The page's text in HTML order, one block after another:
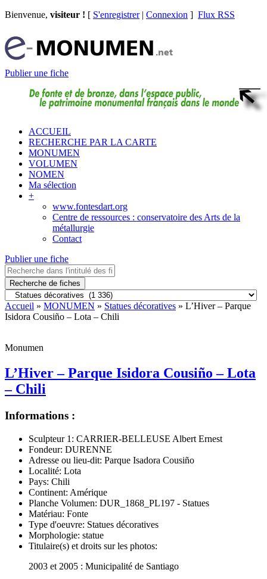
Bienvenue, visiteur ! [ S'enregistrer| Connexion ] Flux RSS
Publier une fiche
ACCUEIL
RECHERCHE PAR LA CARTE
MONUMEN
VOLUMEN
NOMEN
Ma sélection
+
www.fontesdart.org
Centre de ressources : conservatoire des Arts de la
métallurgie
Contact
Publier une fiche
Recherche de fiches
Accueil » MONUMEN » Statues décoratives » L’Hiver – Parque
Isidora Cousiño – Lota – Chili
Monumen
L’Hiver – Parque Isidora Cousiño – Lota
– Chili
Informations :
Sculpteur 1: CARRIER-BELLEUSE Albert Ernest
Fondeur: DURENNE
Adresse ou lieu-dit: Parque Isadora Cousiño
Localité: Lota
Pays: Chili
Continent: Amérique
Planche Volumen: DUR_1868_PL197 - Statues
Matériau: Fonte
Type d'oeuvre: Statues décoratives
Morphologie: statue
Titulaire(s) et droits sur les photos:
2003 et 2005 : Municipalité de Santiago